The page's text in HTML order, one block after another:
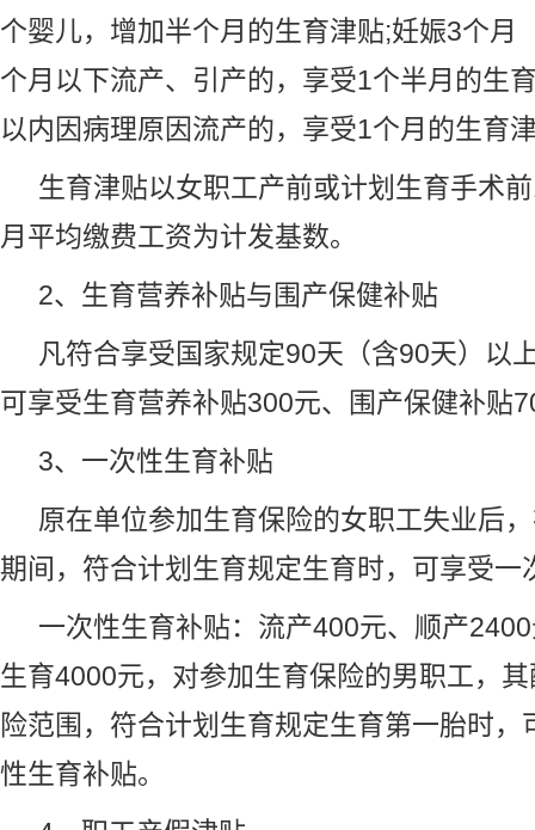
个婴儿，增加半个月的生育津贴;妊娠3个月
个月以下流产、引产的，享受1个半月的生
以内因病理原因流产的，享受1个月的生育
生育津贴以女职工产前或计划生育手术
月平均缴费工资为计发基数。
2、生育营养补贴与围产保健补贴
凡符合享受国家规定90天（含90天）以
可享受生育营养补贴300元、围产保健补贴
3、一次性生育补贴
原在单位参加生育保险的女职工失业后
期间，符合计划生育规定生育时，可享受一
一次性生育补贴：流产400元、顺产
生育4000元，对参加生育保险的男职工，
险范围，符合计划生育规定生育第一胎时，
性生育补贴。